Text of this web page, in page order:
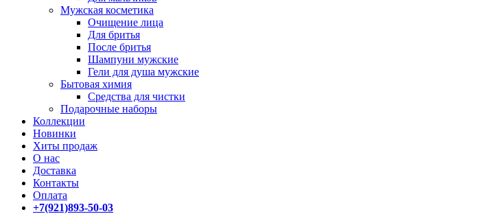
Мужская косметика
Очищение лица
Для бритья
После бритья
Шампуни мужские
Гели для душа мужские
Бытовая химия
Средства для чистки
Подарочные наборы
Коллекции
Новинки
Хиты продаж
О нас
Доставка
Контакты
Оплата
+7(921)893-50-03